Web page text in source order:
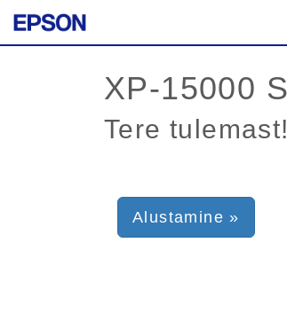
Tere tulemast!
Alustamine »